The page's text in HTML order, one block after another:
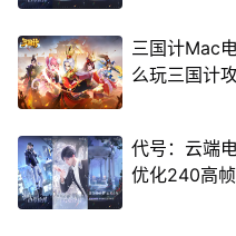
三国计Mac
么玩三国计
代号：云端
优化240高